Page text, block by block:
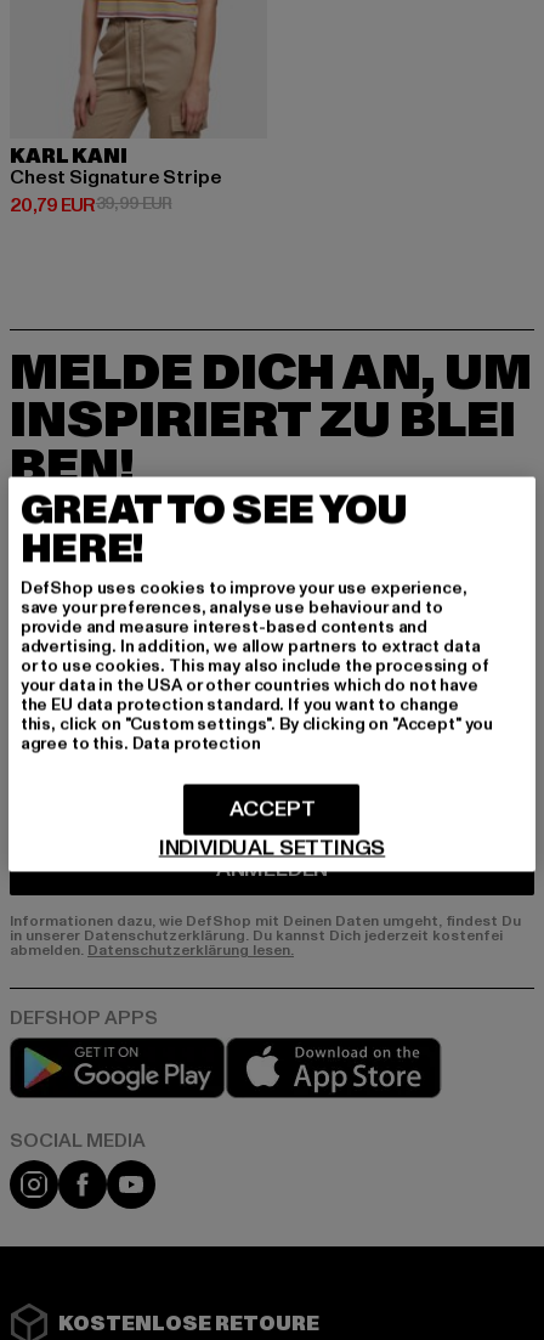
KARL KANI
Chest Signature Stripe
20,79 EUR
Derzeitiger Preis: 20,79 EUR
39,99 EURAktionspreis: 39,99 EUR
MELDE DICH AN, UM
INSPIRIERT ZU BLEI
BEN!
Melde dich hier für unseren Newsletter an und
erhalte künftig Informationen über aktuelle Tre
nds, Angebote und Gutscheine von DefShop p
er E-Mail!
An welchen Produkten bist du interessiert?
MÄNNER
FRAUEN
ANMELDEN
Informationen dazu, wie DefShop mit Deinen Daten umgeht, findest Du
in unserer Datenschutzerklärung. Du kannst Dich jederzeit kostenfei
abmelden. Datenschutzerklärung lesen.
Play market
Instagram
FacebookYouTube
KOSTENLOSE RETOURE
GREAT TO SEE YOU
HERE!
DefShop uses cookies to improve your use experience,
save your preferences, analyse use behaviour and to
provide and measure interest-based contents and
advertising. In addition, we allow partners to extract data
or to use cookies. This may also include the processing of
your data in the USA or other countries which do not have
the EU data protection standard. If you want to change
this, click on "Custom settings". By clicking on "Accept" you
agree to this. Data protection
INDIVIDUAL SETTINGS
ACCEPT